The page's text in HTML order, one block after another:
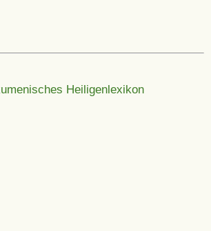
Heiligenlexikon